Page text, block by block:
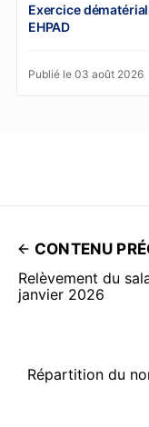
Exercice
EHPAD
Publié le 03 août 2026
CONTENU
Relèvement du
janvier 2026
Répartition du